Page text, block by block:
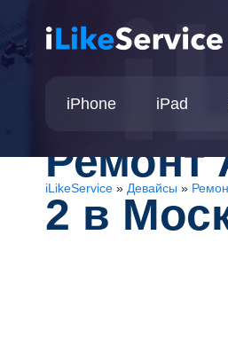
содержимому
iPhone iPad
iLikeService » Девайсы »
Ремонт
2 в